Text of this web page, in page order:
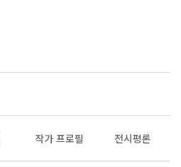
작가 프로필 전시평론